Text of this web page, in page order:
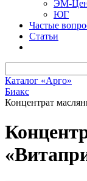
ЭМ-
ЮГ
Частые
Статьи
Каталог «Арго»
Биакс
Концентрат